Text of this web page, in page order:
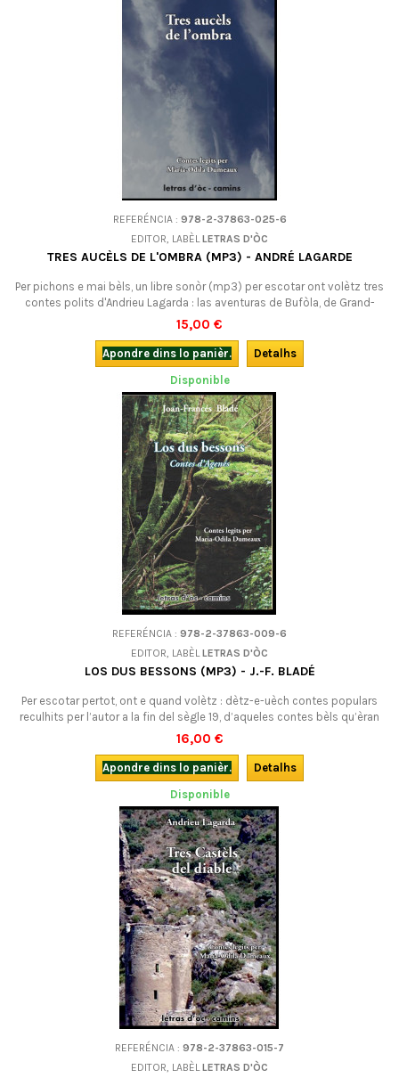
REFERÉNCIA : 978-2-37863-025-6
EDITOR, LABÈLLETRAS D'ÒC
TRES AUCÈLS DE L'OMBRA (MP3) - ANDRÉ LAGARDE
Per pichons e mai bèls, un libre sonòr (mp3) per escotar ont volètz tres
contes polits d'Andrieu Lagarda : las aventuras de Bufòla, de Grand-
Guilhèm, e la Bèstia de sèt caps. En occitan.
15,00 €
Apondre dins lo panièr.
Detalhs
Disponible
REFERÉNCIA : 978-2-37863-009-6
EDITOR, LABÈLLETRAS D'ÒC
LOS DUS BESSONS (MP3) - J.-F. BLADÉ
Per escotar pertot, ont e quand volètz : dètz-e-uèch contes populars
reculhits per l’autor a la fin del sègle 19, d’aqueles contes bèls qu’èran
pas necessariament reservats pels dròlles, que totes los atges se’n
noirissián. De que se laissar meravilhar, susprene o encantar per
aqueste tresaur de la lenga e de la cultura occitana ! Libre sonòr (mp3)
en...
16,00 €
Apondre dins lo panièr.
Detalhs
Disponible
REFERÉNCIA : 978-2-37863-015-7
EDITOR, LABÈLLETRAS D'ÒC